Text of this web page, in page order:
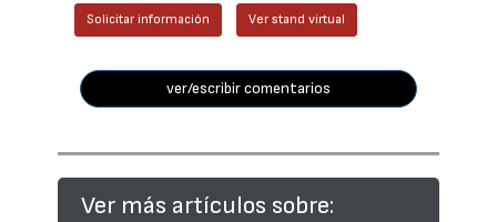
Solicitar información Ver stand virtual
ver/escribir comentarios
Ver más artículos sobre: